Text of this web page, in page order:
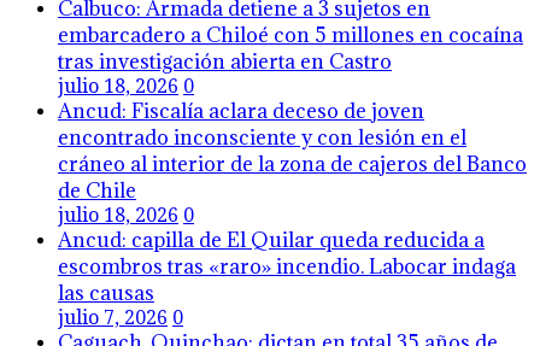
Calbuco: Armada detiene a 3 sujetos en
embarcadero a Chiloé con 5 millones en cocaína
tras investigación abierta en Castro
julio 18, 2026 0
Ancud: Fiscalía aclara deceso de joven
encontrado inconsciente y con lesión en el
cráneo al interior de la zona de cajeros del Banco
de Chile
julio 18, 2026 0
Ancud: capilla de El Quilar queda reducida a
escombros tras «raro» incendio. Labocar indaga
las causas
julio 7, 2026 0